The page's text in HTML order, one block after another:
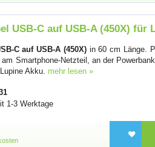
USB-C auf USB-A (450X) für
C auf USB-A (450X)in 60 cm Länge.
Smartphone-Netzteil, an der
Akku. mehr lesen »
1-3 Werktage